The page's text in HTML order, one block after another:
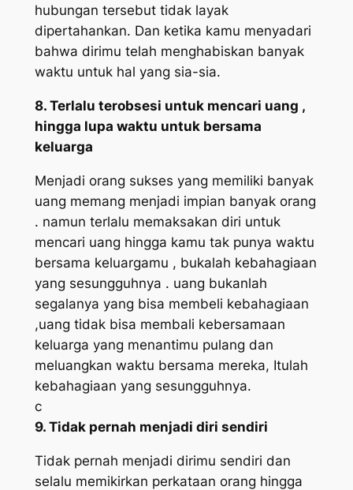
hubungan tersebut tidak layak
dipertahankan. Dan ketika kamu menyadari
bahwa dirimu telah menghabiskan banyak
waktu untuk hal yang sia-sia.
8. Terlalu terobsesi untuk mencari uang ,
hingga lupa waktu untuk bersama
keluarga
Menjadi orang sukses yang memiliki banyak
uang memang menjadi impian banyak orang
. namun terlalu memaksakan diri untuk
mencari uang hingga kamu tak punya waktu
bersama keluargamu , bukalah kebahagiaan
yang sesungguhnya . uang bukanlah
segalanya yang bisa membeli kebahagiaan
,uang tidak bisa membali kebersamaan
keluarga yang menantimu pulang dan
meluangkan waktu bersama mereka, Itulah
kebahagiaan yang sesungguhnya.
c
9. Tidak pernah menjadi diri sendiri
Tidak pernah menjadi dirimu sendiri dan
selalu memikirkan perkataan orang hingga